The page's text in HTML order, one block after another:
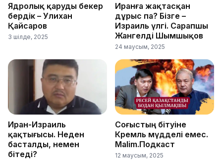
Ядролық қаруды бекер
бердік – Уәлихан
Қайсаров
3 шілде, 2025
Иранға жақтасқан
дұрыс па? Бізге –
Израиль үлгі. Сарапшы
Жангелді Шымшықов
24 маусым, 2025
Иран-Израиль
қақтығысы. Неден
басталды, немен
бітеді?
Соғыстың бітуіне
Кремль мүдделі емес.
Malim.Подкаст
12 маусым, 2025